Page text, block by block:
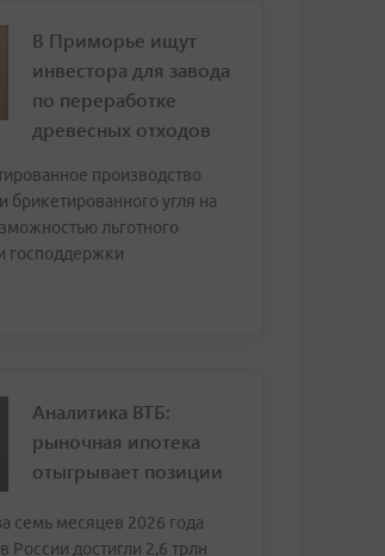
В Приморье ищут
инвестора для завода
по переработке
древесных отходов
производство
брикетированного угля на
льготного
господдержки
Аналитика ВТБ:
рыночная ипотека
отыгрывает позиции
семь месяцев 2026 года
России достигли 2,6 трлн